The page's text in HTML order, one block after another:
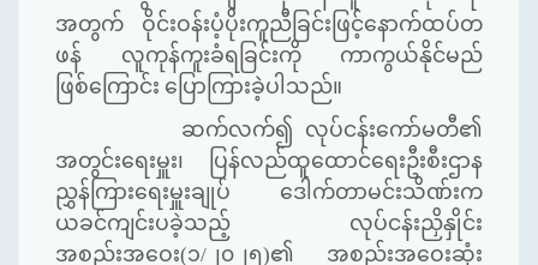
အတွက် ဝိုင်းဝန်းပံ့ပိုးကူညီခြင်းဖြင့်နောက်ထပ်တ
ဖန် လူကုန်ကူးခံရခြင်းကို ကာကွယ်နိုင်မည်
ဖြစ်ကြောင်း ပြောကြားခဲ့ပါသည်။
ဆက်လက်၍ လုပ်ငန်းကော်မတီ၏
အတွင်းရေးမှူး၊ ပြန်လည်ထူထောင်ရေးဦးစီးဌာန
ညွှန်ကြားရေးမှူးချုပ် ဒေါက်တာမင်းသိဏ်းက
ယခင်ကျင်းပခဲ့သည့် လုပ်ငန်းညှိနှိုင်း
အစည်းအဝေး(၁/၂၀၂၅)၏ အစည်းအဝေးဆုံး